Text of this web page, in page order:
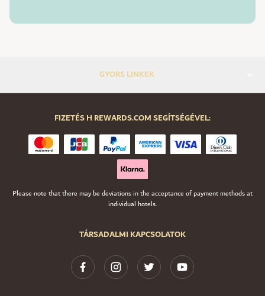
GYORS LINKEK
TÁRSADALMI KAPCSOLATOK
FIZETÉS H REWARDS.COM SEGÍTSÉGÉVEL:
Please note that there may be deviations in the acceptance of payment methods at
individual hotels.